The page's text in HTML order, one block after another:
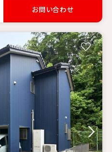
お問い合わせ